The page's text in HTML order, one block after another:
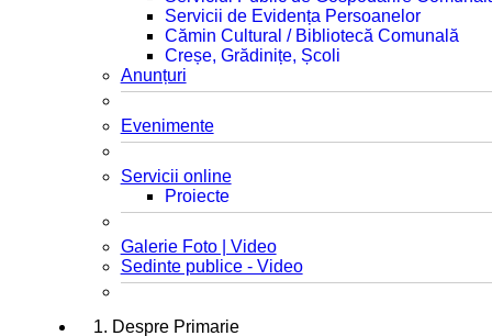
Servicii de Evidența Persoanelor
Cămin Cultural / Bibliotecă Comunală
Creșe, Grădinițe, Școli
Anunțuri
Evenimente
Servicii online
Proiecte
Galerie Foto | Video
Sedinte publice - Video
1. Despre Primarie